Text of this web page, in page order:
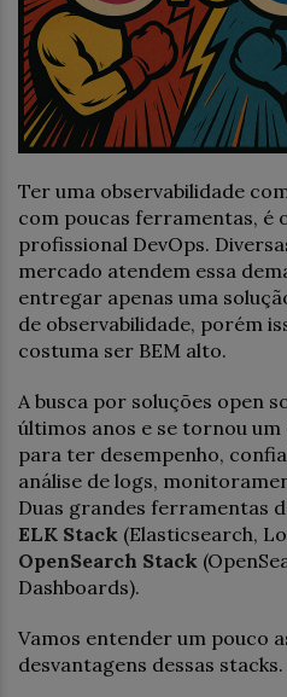
Ter uma observabilidade
com poucas ferramentas, é
profissional DevOps.
mercado atendem essa
entregar apenas uma
de observabilidade, porém
costuma ser BEM alto.
A busca por soluções open
últimos anos e se tornou
para ter desempenho,
análise de logs,
Duas grandes ferramentas
ELK Stack (Elasticsearch,
OpenSearch Stack
Dashboards).
Vamos entender um pouco
desvantagens dessas stacks.